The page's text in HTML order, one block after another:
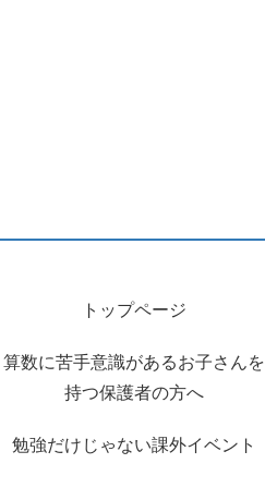
トップページ
算数に苦手意識があるお子さんを
持つ保護者の方へ
勉強だけじゃない課外イベント